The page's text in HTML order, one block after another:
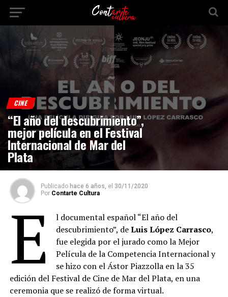
CINE
“El año del descubrimiento”,
mejor película en el Festival
Internacional de Mar del
Plata
Publicado hace 6 años, el 30/11/2020
Por Contarte Cultura
E
l documental español “El año del
descubrimiento”, deLuis López Carrasco,
fue elegida por el jurado como la Mejor
Película de la Competencia Internacional y
se hizo con el Ástor Piazzolla en la 35
edición del Festival de Cine de Mar del Plata, en una
ceremonia que se realizó de forma virtual.